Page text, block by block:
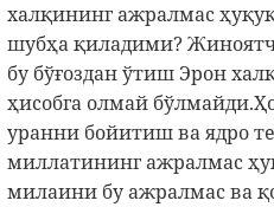
халқининг ажралмас
шубҳа қиладими?
бу бўғоздан ўтиш Эрон
ҳисобга олмай
уранни бойитиш ва ядро
миллатининг ажралмас
милаини бу ажралмас ва